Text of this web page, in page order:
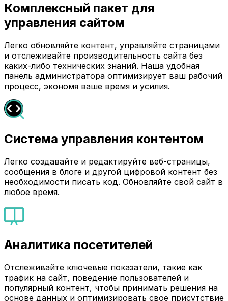
Комплексный пакет для
управления сайтом
Легко обновляйте контент, управляйте страницами
и отслеживайте производительность сайта без
каких-либо технических знаний. Наша удобная
панель администратора оптимизирует ваш рабочий
процесс, экономя ваше время и усилия.
Система управления контентом
Легко создавайте и редактируйте веб-страницы,
сообщения в блоге и другой цифровой контент без
необходимости писать код. Обновляйте свой сайт в
любое время.
Аналитика посетителей
Отслеживайте ключевые показатели, такие как
трафик на сайт, поведение пользователей и
популярный контент, чтобы принимать решения на
основе данных и оптимизировать свое присутствие